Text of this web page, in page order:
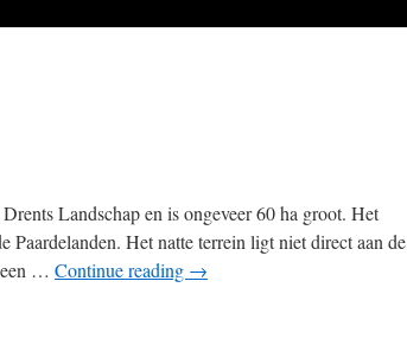
Landschap en is ongeveer 60 ha groot. Het
Paardelanden. Het natte terrein ligt niet direct aan de
… Continue reading →